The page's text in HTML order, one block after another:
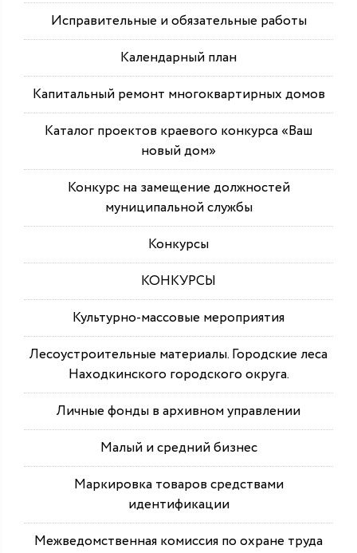
Исправительные и обязательные работы
Календарный план
Капитальный ремонт многоквартирных домов
Каталог проектов краевого конкурса «Ваш
новый дом»
Конкурс на замещение должностей
муниципальной службы
Конкурсы
КОНКУРСЫ
Культурно-массовые мероприятия
Лесоустроительные материалы. Городские леса
Находкинского городского округа.
Личные фонды в архивном управлении
Малый и средний бизнес
Маркировка товаров средствами
идентификации
Межведомственная комиссия по охране труда